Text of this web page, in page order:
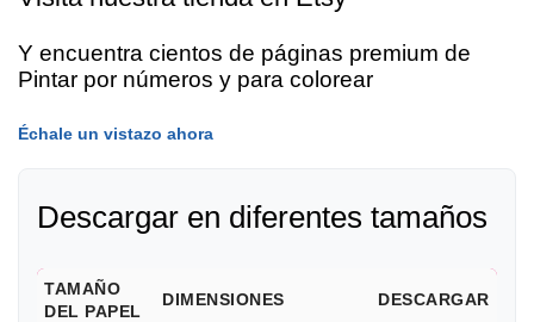
Y encuentra cientos de páginas premium de
Pintar por números y para colorear
Échale un vistazo ahora
Descargar en diferentes tamaños
TAMAÑO
DEL PAPEL
DIMENSIONES DESCARGAR